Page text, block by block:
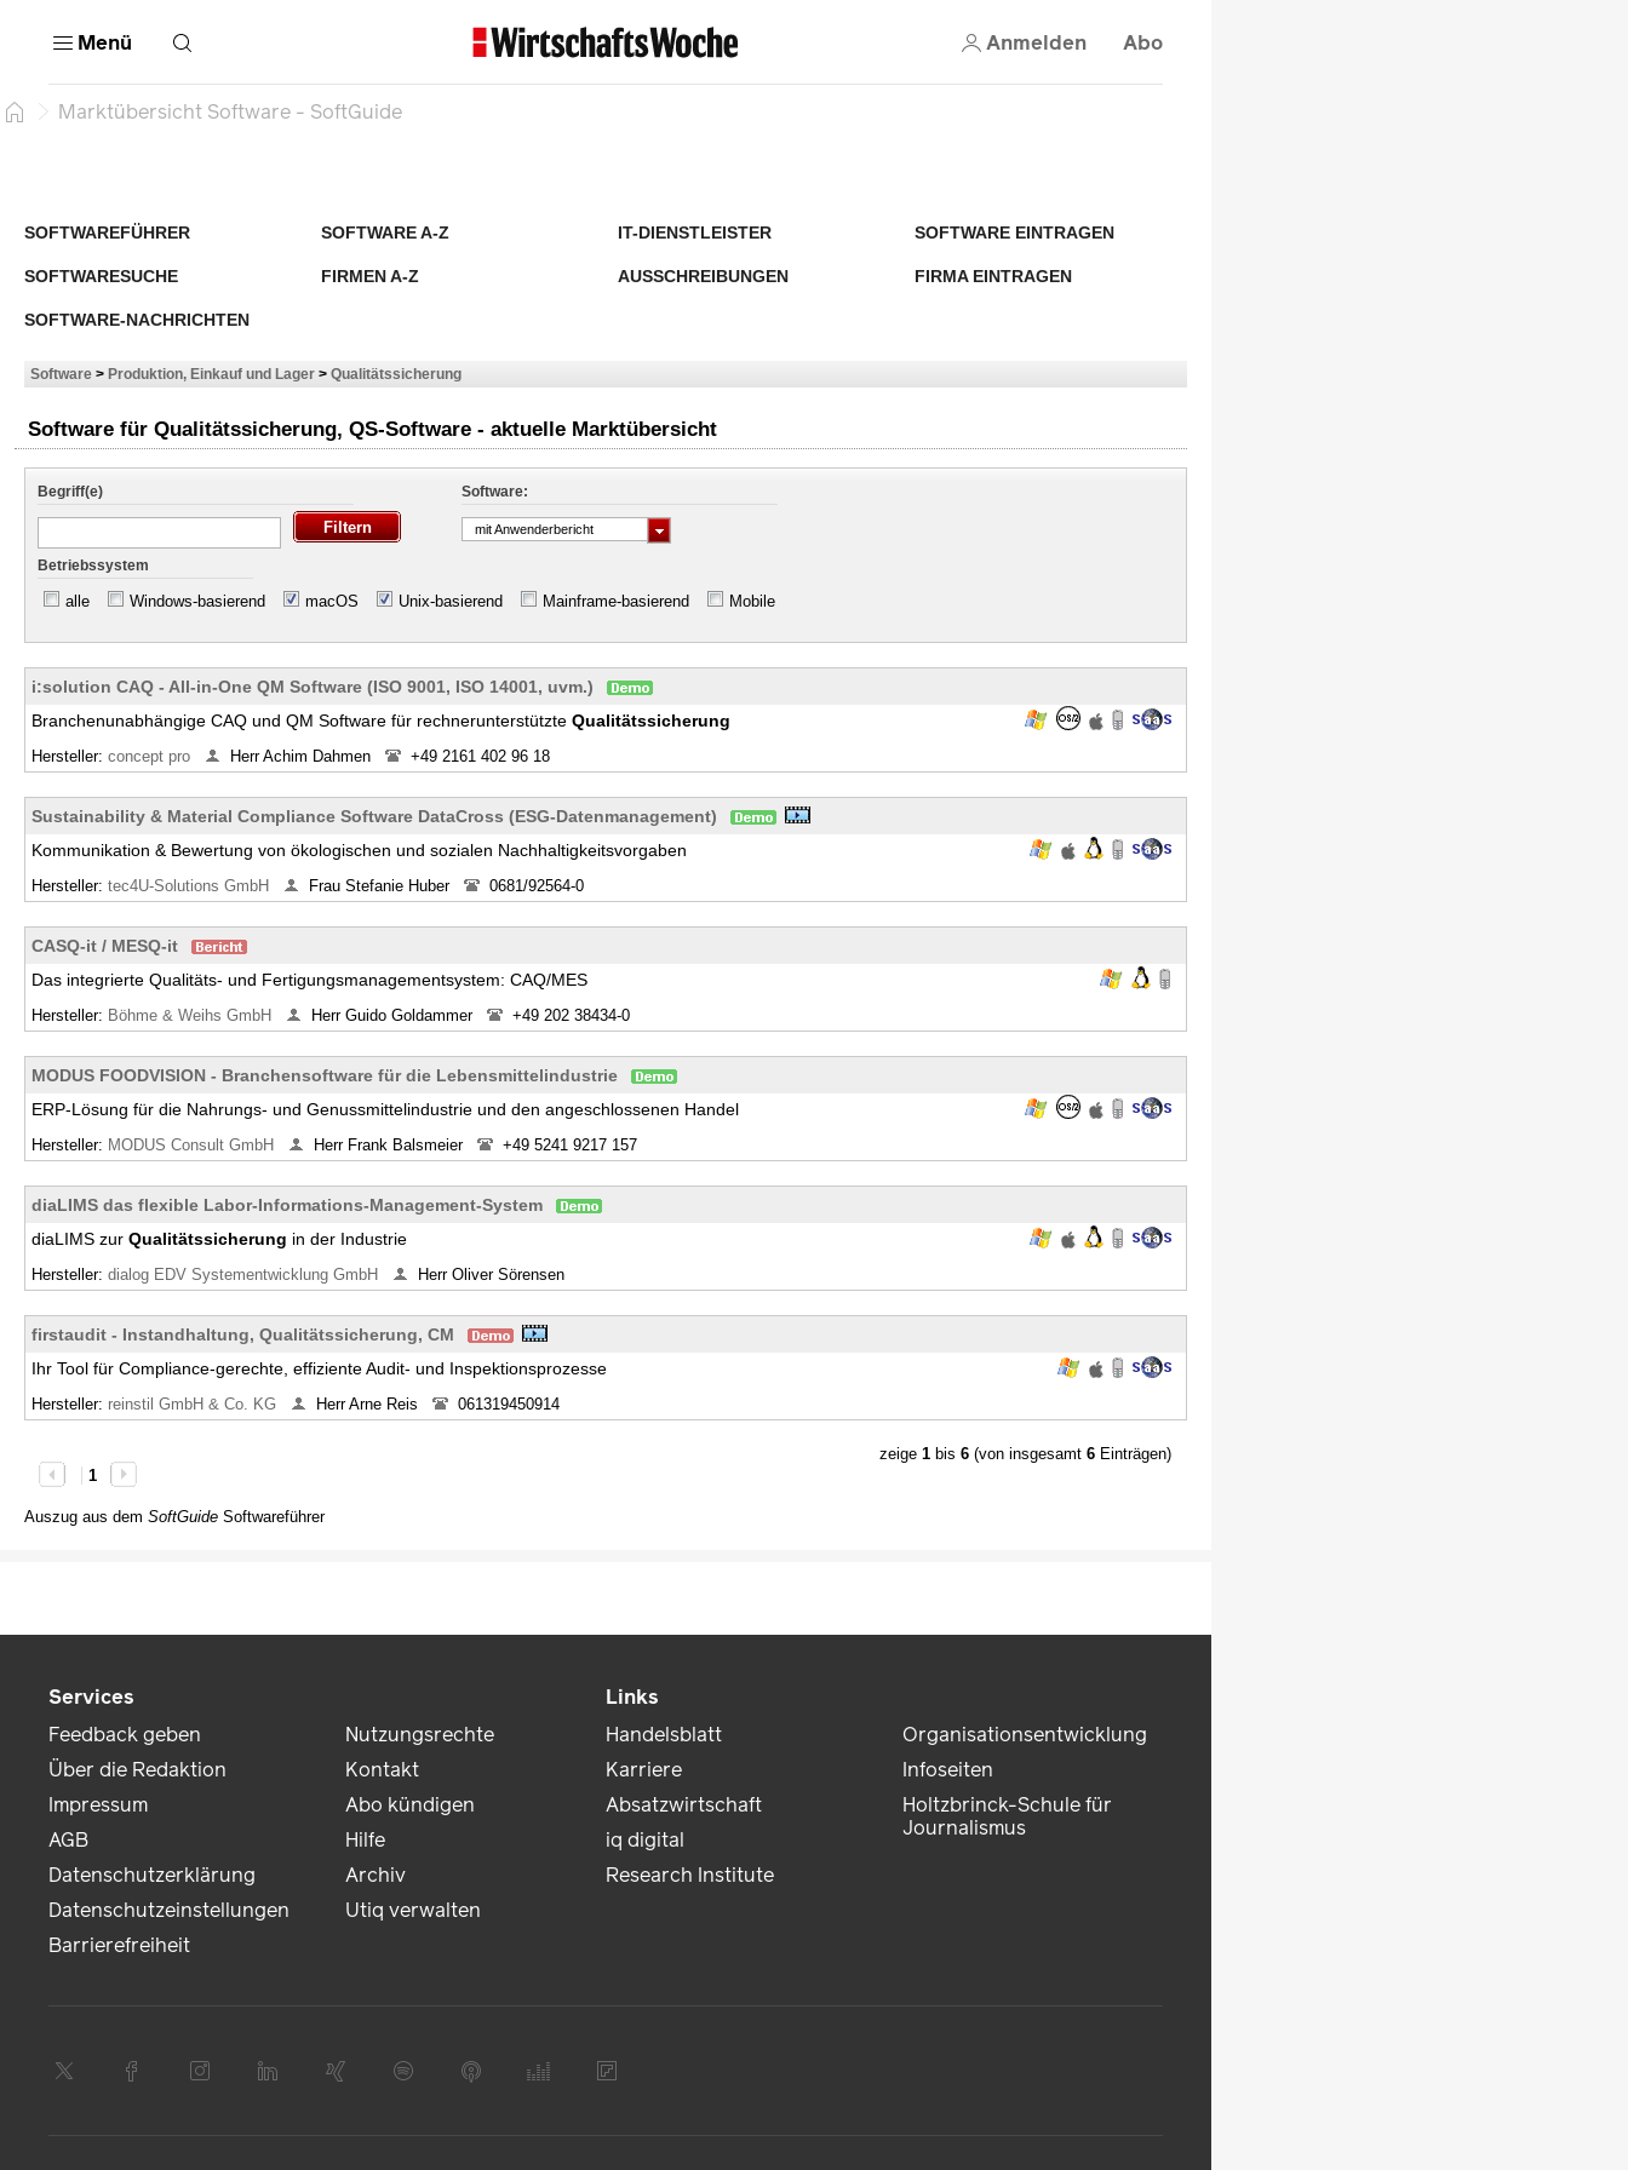
Menü Anmelden Abo
Marktübersicht Software - SoftGuide
SOFTWAREFÜHRER SOFTWARE A-Z IT-DIENSTLEISTER SOFTWARE EINTRAGEN
SOFTWARESUCHE FIRMEN A-Z AUSSCHREIBUNGEN FIRMA EINTRAGEN
SOFTWARE-NACHRICHTEN
Software > Produktion, Einkauf und Lager > Qualitätssicherung
Software für Qualitätssicherung, QS-Software - aktuelle Marktübersicht
Begriff(e) Software:
mit Anwenderbericht
Betriebssystem
alle Windows-basierend macOS Unix-basierend Mainframe-basierend Mobile
i:solution CAQ - All-in-One QM Software (ISO 9001, ISO 14001, uvm.)
Branchenunabhängige CAQ und QM Software für rechnerunterstützte Qualitätssicherung
Hersteller: concept pro Herr Achim Dahmen +49 2161 402 96 18
Sustainability & Material Compliance Software DataCross (ESG-Datenmanagement)
Kommunikation & Bewertung von ökologischen und sozialen Nachhaltigkeitsvorgaben
Hersteller: tec4U-Solutions GmbH Frau Stefanie Huber 0681/92564-0
CASQ-it / MESQ-it
Das integrierte Qualitäts- und Fertigungsmanagementsystem: CAQ/MES
Hersteller: Böhme & Weihs GmbH Herr Guido Goldammer +49 202 38434-0
MODUS FOODVISION - Branchensoftware für die Lebensmittelindustrie
ERP-Lösung für die Nahrungs- und Genussmittelindustrie und den angeschlossenen Handel
Hersteller: MODUS Consult GmbH Herr Frank Balsmeier +49 5241 9217 157
diaLIMS das flexible Labor-Informations-Management-System
diaLIMS zur Qualitätssicherung in der Industrie
Hersteller: dialog EDV Systementwicklung GmbH Herr Oliver Sörensen
firstaudit - Instandhaltung, Qualitätssicherung, CM
Ihr Tool für Compliance-gerechte, effiziente Audit- und Inspektionsprozesse
Hersteller: reinstil GmbH & Co. KG Herr Arne Reis 061319450914
zeige 1bis 6(von insgesamt 6Einträgen)
1
Auszug aus dem SoftGuide Softwareführer
Services
Feedback geben
Über die Redaktion
Impressum
AGB
Datenschutzerklärung
Datenschutzeinstellungen
Barrierefreiheit
Nutzungsrechte
Kontakt
Abo kündigen
Hilfe
Archiv
Utiq verwalten
Links
Handelsblatt
Karriere
Absatzwirtschaft
iq digital
Research Institute
Organisationsentwicklung
Infoseiten
Holtzbrinck-Schule für
Journalismus